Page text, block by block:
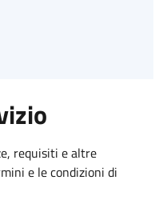
requisiti e altre
e le condizioni di